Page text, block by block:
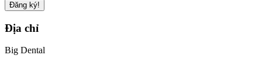
Đăng ký!
Địa chỉ
Big Dental